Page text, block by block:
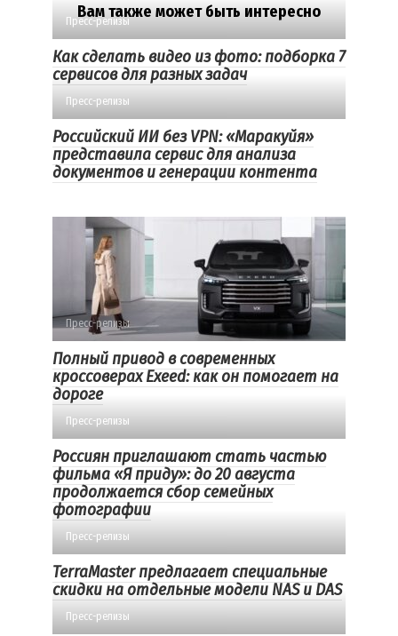
Вам также может быть интересно
Пресс-релизы
Как сделать видео из фото: подборка 7
сервисов для разных задач
Пресс-релизы
Российский ИИ без VPN: «Маракуйя»
представила сервис для анализа
документов и генерации контента
Пресс-релизы
Полный привод в современных
кроссоверах Exeed: как он помогает на
дороге
Пресс-релизы
Россиян приглашают стать частью
фильма «Я приду»: до 20 августа
продолжается сбор семейных
фотографии
Пресс-релизы
TerraMaster предлагает специальные
скидки на отдельные модели NAS и DAS
Пресс-релизы